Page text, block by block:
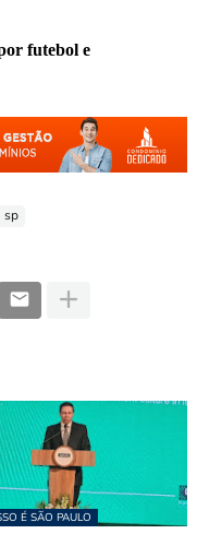
futebol e
sp
É SÃO PAULO